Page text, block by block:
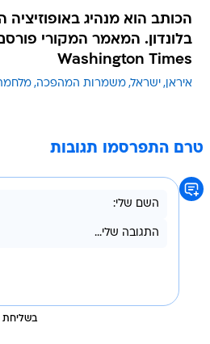
הכותב הוא מנהיג באופוזיציה
בלונדון. המאמר המקורי
Washington Times
איראן ישראל משמרות המהפכה
טרם התפרסמו תגובות
בשליחת